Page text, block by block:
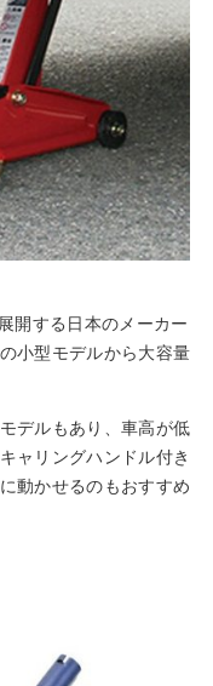
開する日本のメーカー
小型モデルから大容量
デルもあり、車高が低
ャリングハンドル付き
動かせるのもおすすめ